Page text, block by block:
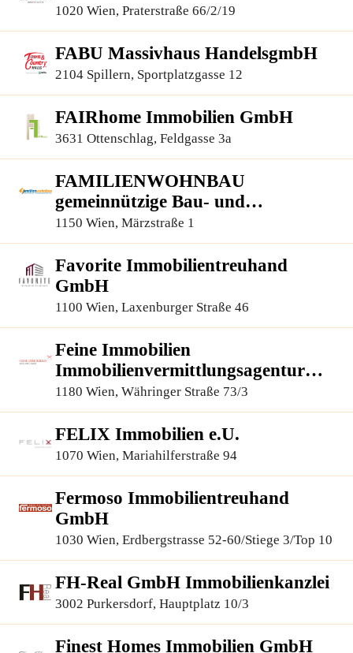
1020 Wien, Praterstraße 66/2/19
FABU Massivhaus HandelsgmbH
2104 Spillern, Sportplatzgasse 12
FAIRhome Immobilien GmbH
3631 Ottenschlag, Feldgasse 3a
FAMILIENWOHNBAU
gemeinnützige Bau- und
Siedlungsges.m.b.H.
1150 Wien, Märzstraße 1
Favorite Immobilientreuhand
GmbH
1100 Wien, Laxenburger Straße 46
Feine Immobilien
Immobilienvermittlungsagentur
GmbH
1180 Wien, Währinger Straße 73/3
FELIX Immobilien e.U.
1070 Wien, Mariahilferstraße 94
Fermoso Immobilientreuhand
GmbH
1030 Wien, Erdbergstrasse 52-60/Stiege 3/Top 10
FH-Real GmbH Immobilienkanzlei
3002 Purkersdorf, Hauptplatz 10/3
Finest Homes Immobilien GmbH